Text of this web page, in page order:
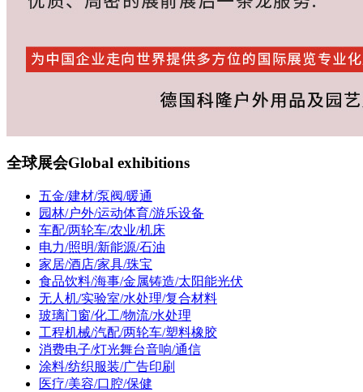
全球展会Global exhibitions
五金/建材/泵阀/暖通
园林/户外/运动体育/游乐设备
车配/两轮车/农业/机床
电力/照明/新能源/石油
家居/酒店/家具/珠宝
食品饮料/海事/金属铸造/太阳能光伏
无人机/实验室/水处理/复合材料
玻璃门窗/化工/物流/水处理
工程机械/汽配/两轮车/塑料橡胶
消费电子/灯光舞台音响/通信
涂料/纺织服装/广告印刷
医疗/美容/口腔/保健